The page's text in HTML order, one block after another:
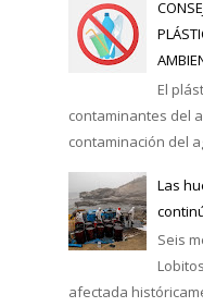
El
contaminantes del
contaminación del
Las
Seis
afectada